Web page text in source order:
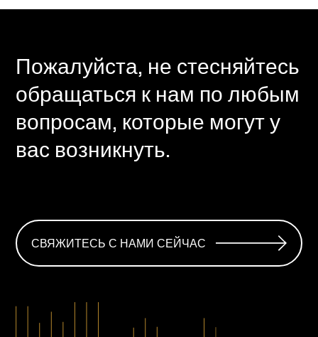
Пожалуйста, не стесняйтесь
обращаться к нам по любым
вопросам, которые могут у
вас возникнуть.
СВЯЖИТЕСЬ С НАМИ СЕЙЧАС